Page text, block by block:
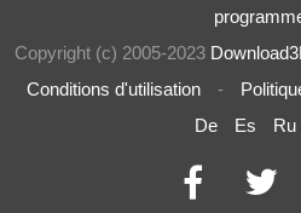
Copyright (c) 2005-2023
Conditions d'utilisation
-
De
Es Ru